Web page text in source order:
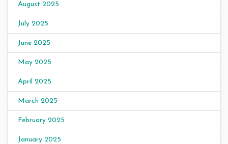
August 2025
July 2025
June 2025
May 2025
April 2025
March 2025
February 2025
January 2025